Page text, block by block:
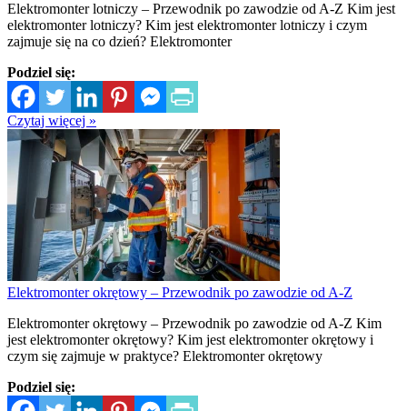
Elektromonter lotniczy – Przewodnik po zawodzie od A-Z Kim jest
elektromonter lotniczy? Kim jest elektromonter lotniczy i czym
zajmuje się na co dzień? Elektromonter
Podziel się:
Czytaj więcej »
Elektromonter okrętowy – Przewodnik po zawodzie od A-Z
Elektromonter okrętowy – Przewodnik po zawodzie od A-Z Kim
jest elektromonter okrętowy? Kim jest elektromonter okrętowy i
czym się zajmuje w praktyce? Elektromonter okrętowy
Podziel się: